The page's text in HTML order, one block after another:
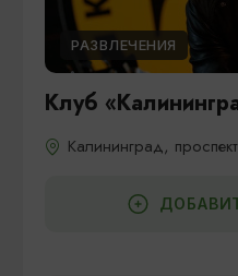
РАЗВЛЕЧЕНИЯ
Клуб
Калининград,